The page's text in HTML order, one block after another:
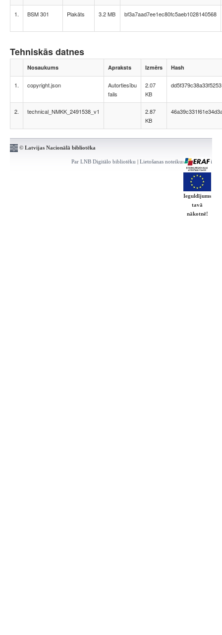
1. BSM 301 Plakāts 3.2 MB bf3a7aad7ee1ec80fc5aeb1028140568
Tehniskās datnes
Nosaukums Apraksts Izmērs Hash
1. copyright.json
Autortiesību
fails
2.07
KB
2. technical_NMKK_2491538_v1
2.87
KB
© Latvijas Nacionālā bibliotēka
Par LNB Digitālo bibliotēku | Lietošanas noteikumi | Kontakti
Ieguldījums
tavā
nākotnē!